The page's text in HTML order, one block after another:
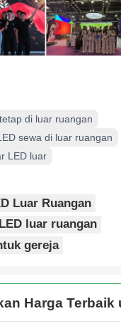
di luar ruangan
sewa di luar ruangan
LED luar
Luar Ruangan
luar ruangan
gereja
Harga Terbaik